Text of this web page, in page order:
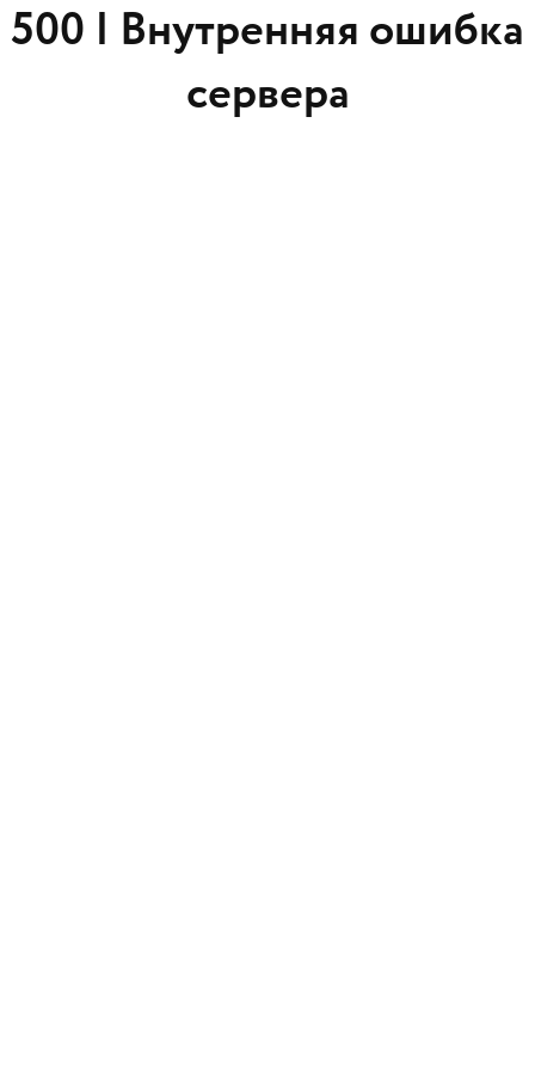
500 | Внутренняя ошибка
сервера